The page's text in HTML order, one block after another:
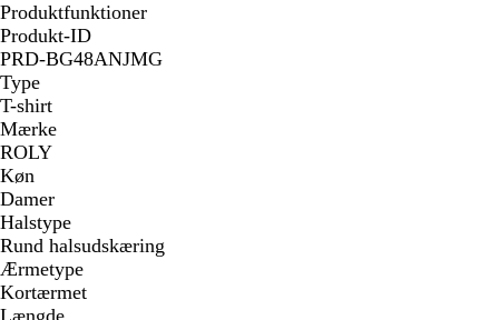
Produktfunktioner
Produkt-ID
PRD-BG48ANJMG
Type
T-shirt
Mærke
ROLY
Køn
Damer
Halstype
Rund halsudskæring
Ærmetype
Kortærmet